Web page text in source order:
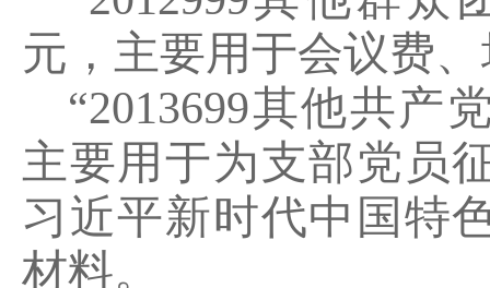
元，主要用于会议费
“2013699其他共产
主要用于为支部党员
习近平新时代中国特
材料。